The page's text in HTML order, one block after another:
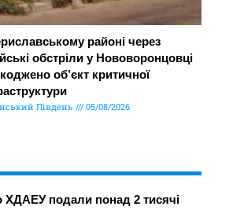
районі через
обстріли у Нововоронцовці
об’єкт критичної
Південь 05/08/2026
ХДАЕУ подали понад 2 тисячі